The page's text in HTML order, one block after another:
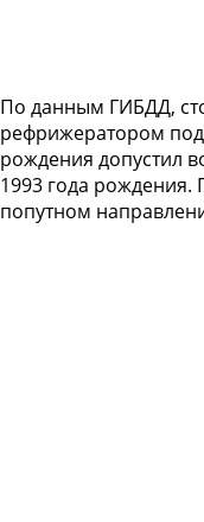
По данным ГИБДД,
рефрижератором под
рождения допустил
1993 года
попутном